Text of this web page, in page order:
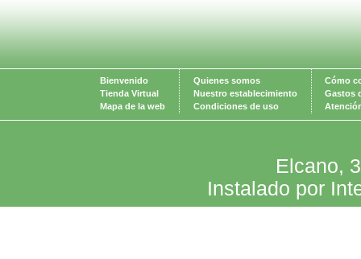
Bienvenido
Tienda Virtual
Mapa de la web
Quienes somos
Nuestro establecimiento
Condiciones de uso
Cómo
Gastos
Elcano,
Instalado por